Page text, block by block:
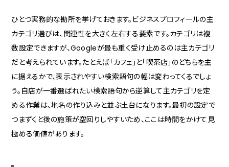
ひとつ実務的な勘所を挙げておきます。ビジネスプロフィールの主
カテゴリ選びは、関連性を大きく左右する要素です。カテゴリは複
数設定できますが、Googleが最も重く受け止めるのは主カテゴリ
だと考えられています。たとえば「カフェ」と「喫茶店」のどちらを主
に据えるかで、表示されやすい検索語句の幅は変わってくるでしょ
う。自店が一番選ばれたい検索語句から逆算して主カテゴリを定
める作業は、地名の作り込みと並ぶ土台になります。最初の設定で
つまずくと後の施策が空回りしやすいため、ここは時間をかけて見
極める価値があります。